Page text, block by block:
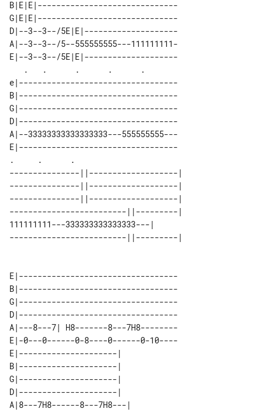
B|E|E|------------------------------
G|E|E|------------------------------
D|--3--3--/5E|E|--------------------
A|--3--3--/5--555555555---111111111-
E|--3--3--/5E|E|--------------------
e|----------------------------------
B|----------------------------------
G|----------------------------------
D|----------------------------------
A|--33333333333333333---555555555---
E|----------------------------------
.     .      .
---------------||-------------------|
---------------||-------------------|
---------------||-------------------|
-------------------------||---------|
111111111---333333333333333---|
-------------------------||---------|
E|----------------------------------
B|----------------------------------
G|----------------------------------
D|----------------------------------
A|---8---7| H8-------8---7H8--------
E|-0---0------0-8----0------0-10----
E|---------------------|
B|---------------------|
G|---------------------|
D|---------------------|
A|8---7H8------8---7H8---|